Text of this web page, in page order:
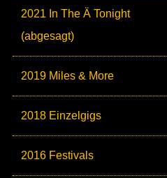
2021 In The Ä Tonight
(abgesagt)
2019 Miles & More
2018 Einzelgigs
2016 Festivals